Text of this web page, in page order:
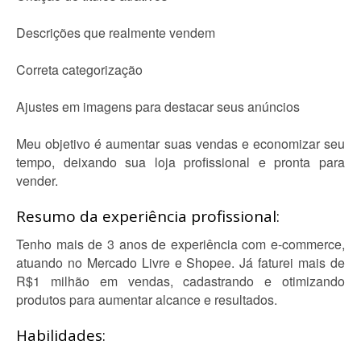
Descrições que realmente vendem
Correta categorização
Ajustes em imagens para destacar seus anúncios
Meu objetivo é aumentar suas vendas e economizar seu
tempo, deixando sua loja profissional e pronta para
vender.
Resumo da experiência profissional:
Tenho mais de 3 anos de experiência com e-commerce,
atuando no Mercado Livre e Shopee. Já faturei mais de
R$1 milhão em vendas, cadastrando e otimizando
produtos para aumentar alcance e resultados.
Habilidades: